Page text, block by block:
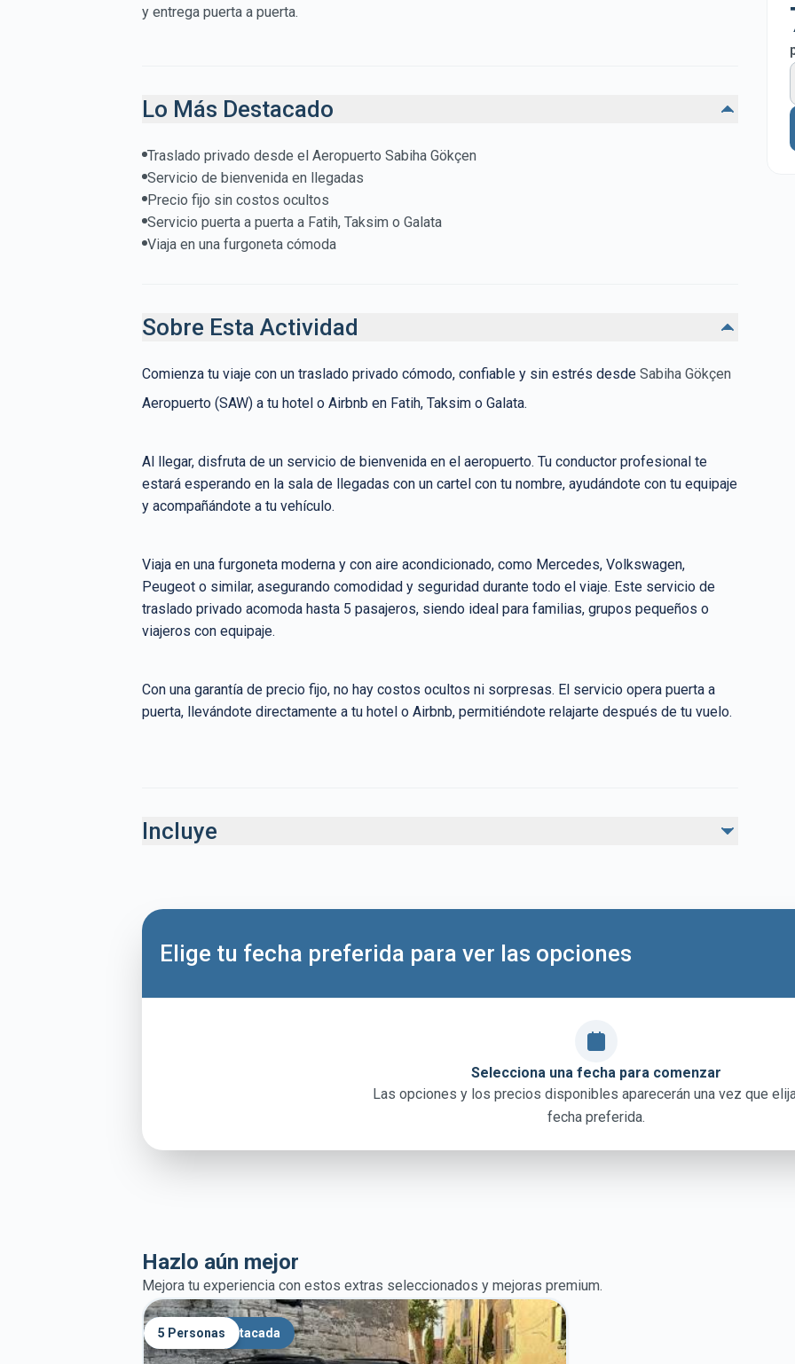
y entrega puerta a puerta.
Lo Más Destacado
Traslado privado desde el Aeropuerto Sabiha Gökçen
Servicio de bienvenida en llegadas
Precio fijo sin costos ocultos
Servicio puerta a puerta a Fatih, Taksim o Galata
Viaja en una furgoneta cómoda
Sobre Esta Actividad
Comienza tu viaje con un traslado privado cómodo, confiable y sin estrés desde Sabiha Gökçen
Aeropuerto (SAW) a tu hotel o Airbnb en Fatih, Taksim o Galata.
Al llegar, disfruta de un servicio de bienvenida en el aeropuerto. Tu conductor profesional te
estará esperando en la sala de llegadas con un cartel con tu nombre, ayudándote con tu equipaje
y acompañándote a tu vehículo.
Viaja en una furgoneta moderna y con aire acondicionado, como Mercedes, Volkswagen,
Peugeot o similar, asegurando comodidad y seguridad durante todo el viaje. Este servicio de
traslado privado acomoda hasta 5 pasajeros, siendo ideal para familias, grupos pequeños o
viajeros con equipaje.
Con una garantía de precio fijo, no hay costos ocultos ni sorpresas. El servicio opera puerta a
puerta, llevándote directamente a tu hotel o Airbnb, permitiéndote relajarte después de tu vuelo.
Incluye
Furgoneta privada (Mercedes, VW, Peugeot o
similar)
Elige tu fecha preferida para ver las opciones
Selecciona una fecha para comenzar
Las opciones y los precios disponibles aparecerán una vez que
fecha preferida.
Hazlo aún mejor
Mejora tu experiencia con estos extras seleccionados y mejoras premium.
Mejora destacada
5 Personas